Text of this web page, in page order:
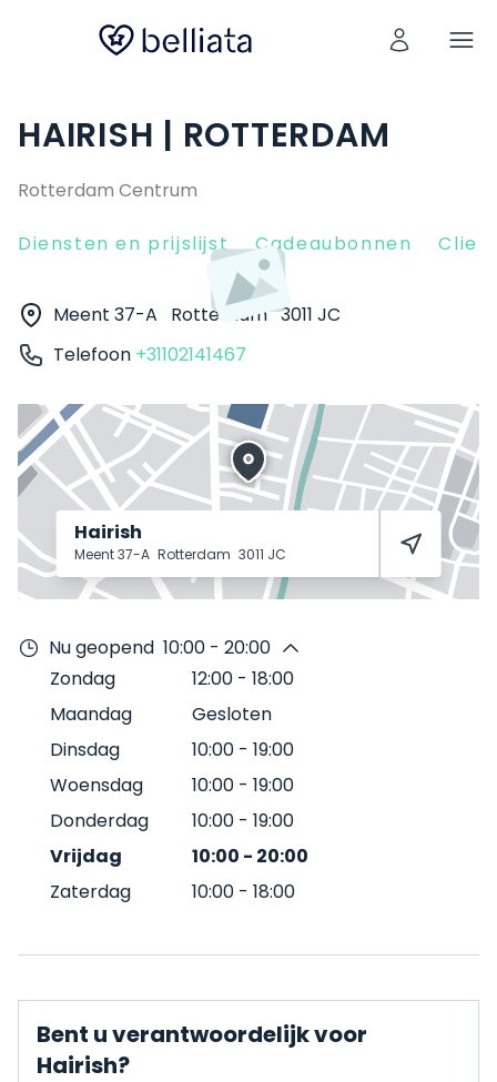
HAIRISH | ROTTERDAM
Rotterdam Centrum
Diensten en prijslijst Cadeaubonnen
Meent 37-A Rotterdam 3011 JC
Telefoon +31102141467
Hairish
Meent 37-A Rotterdam 3011 JC
Nu geopend 10:00 - 20:00
Zondag
12:00 - 18:00
Maandag
Gesloten
Dinsdag
10:00 - 19:00
Woensdag
10:00 - 19:00
Donderdag
10:00 - 19:00
Vrijdag
10:00 - 20:00
Zaterdag
10:00 - 18:00
Bent u verantwoordelijk voor
Hairish?